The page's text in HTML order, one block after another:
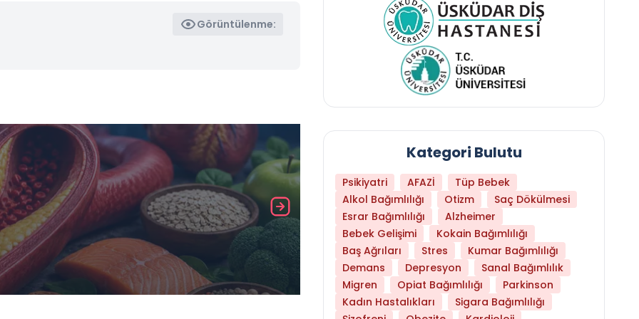
Görüntülenme:
Daha Az Protein Tüketmek Yaşlanmayı
Kategori Bulutu
Psikiyatri AFAZİ
Tüp Bebek
Alkol Bağımlılığı
Otizm
Saç Dökülmesi
Esrar Bağımlılığı
Alzheimer
Bebek Gelişimi
Kokain Bağımlılığı
Baş Ağrıları
Stres
Kumar Bağımlılığı
Demans
Depresyon
Sanal Bağımlılık
Migren
Opiat Bağımlılığı
Parkinson
Kadın Hastalıkları
Sigara Bağımlılığı